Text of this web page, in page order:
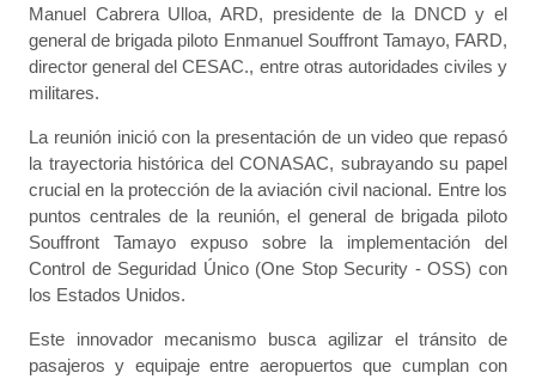
Manuel Cabrera Ulloa, ARD, presidente de la DNCD y el
general de brigada piloto Enmanuel Souffront Tamayo, FARD,
director general del CESAC., entre otras autoridades civiles y
militares.
La reunión inició con la presentación de un video que repasó
la trayectoria histórica del CONASAC, subrayando su papel
crucial en la protección de la aviación civil nacional. Entre los
puntos centrales de la reunión, el general de brigada piloto
Souffront Tamayo expuso sobre la implementación del
Control de Seguridad Único (One Stop Security - OSS) con
los Estados Unidos.
Este innovador mecanismo busca agilizar el tránsito de
pasajeros y equipaje entre aeropuertos que cumplan con